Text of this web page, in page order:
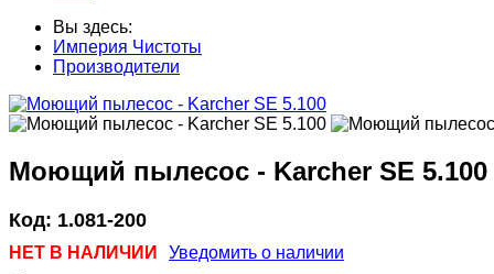
Вы здесь:
Империя Чистоты
Производители
Моющий пылесос - Karcher SE 5.100
Код: 1.081-200
НЕТ В НАЛИЧИИ
Уведомить о наличии